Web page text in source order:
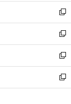
く
で
開
く
ン
ド
ウ
で
開
く
ウ
ィ
ン
ド
ウ
で
開
く
し
い
ウ
ィ
ン
ド
ウ
で
開
新
し
い
ウ
ィ
ン
ド
ウ
新
し
い
ウ
ィ
ン
新
し
い
ウ
新
し